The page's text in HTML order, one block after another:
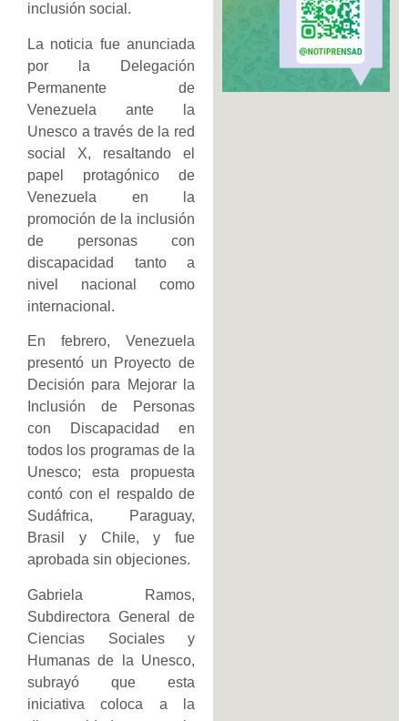
inclusión social.
La noticia fue anunciada
por la Delegación
Permanente de
Venezuela ante la
Unesco a través de la red
social X, resaltando el
papel protagónico de
Venezuela en la
promoción de la inclusión
de personas con
discapacidad tanto a
nivel nacional como
internacional.
En febrero, Venezuela
presentó un Proyecto de
Decisión para Mejorar la
Inclusión de Personas
con Discapacidad en
todos los programas de la
Unesco; esta propuesta
contó con el respaldo de
Sudáfrica, Paraguay,
Brasil y Chile, y fue
aprobada sin objeciones.
Gabriela Ramos,
Subdirectora General de
Ciencias Sociales y
Humanas de la Unesco,
subrayó que esta
iniciativa coloca a la